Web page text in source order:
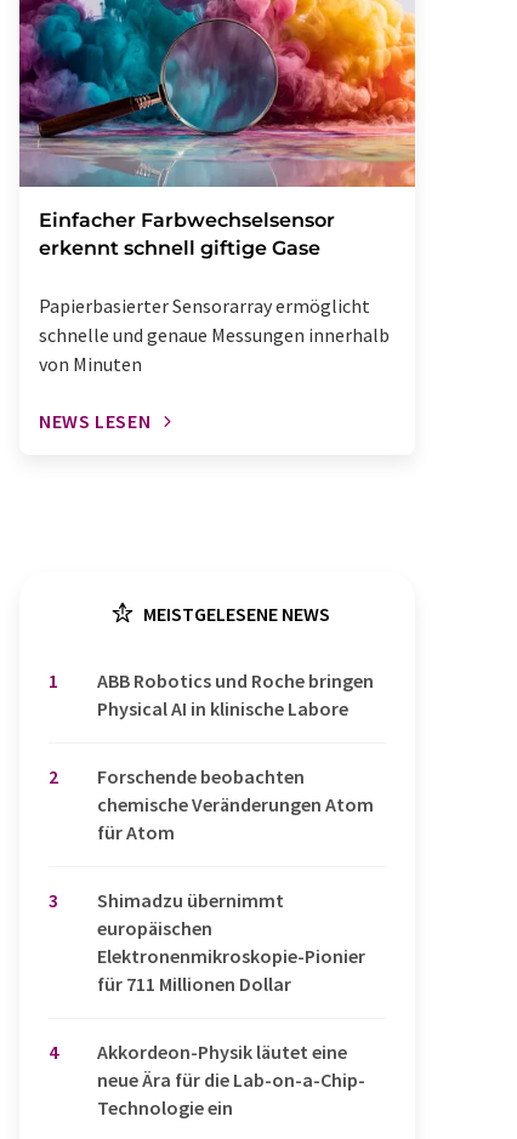
Einfacher Farbwechselsensor
erkennt schnell giftige Gase
Papierbasierter Sensorarray ermöglicht
schnelle und genaue Messungen innerhalb
von Minuten
NEWS LESEN
MEISTGELESENE NEWS
1
​​​​​​​ABB Robotics und Roche bringen
Physical AI in klinische Labore
2
Forschende beobachten
chemische Veränderungen Atom
für Atom
3
Shimadzu übernimmt
europäischen
Elektronenmikroskopie-Pionier
für 711 Millionen Dollar
4
Akkordeon-Physik läutet eine
neue Ära für die Lab-on-a-Chip-
Technologie ein